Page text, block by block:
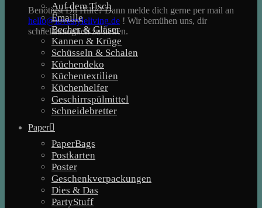
Benötigst Du Hilfe? Dann melde dich gerne per mail an
hello@lovestyleliving.de ! Wir bemühen uns, dir
schnellstmöglich zu helfen.
Auf dem Tisch
Emaille
Becher & Gläser
Kannen & Krüge
Schüsseln & Schalen
Küchendeko
Küchentextilien
Küchenhelfer
Geschirrspülmittel
Schneidebretter
Paper
PaperBags
Postkarten
Poster
Geschenkverpackungen
Dies & Das
PartyStuff